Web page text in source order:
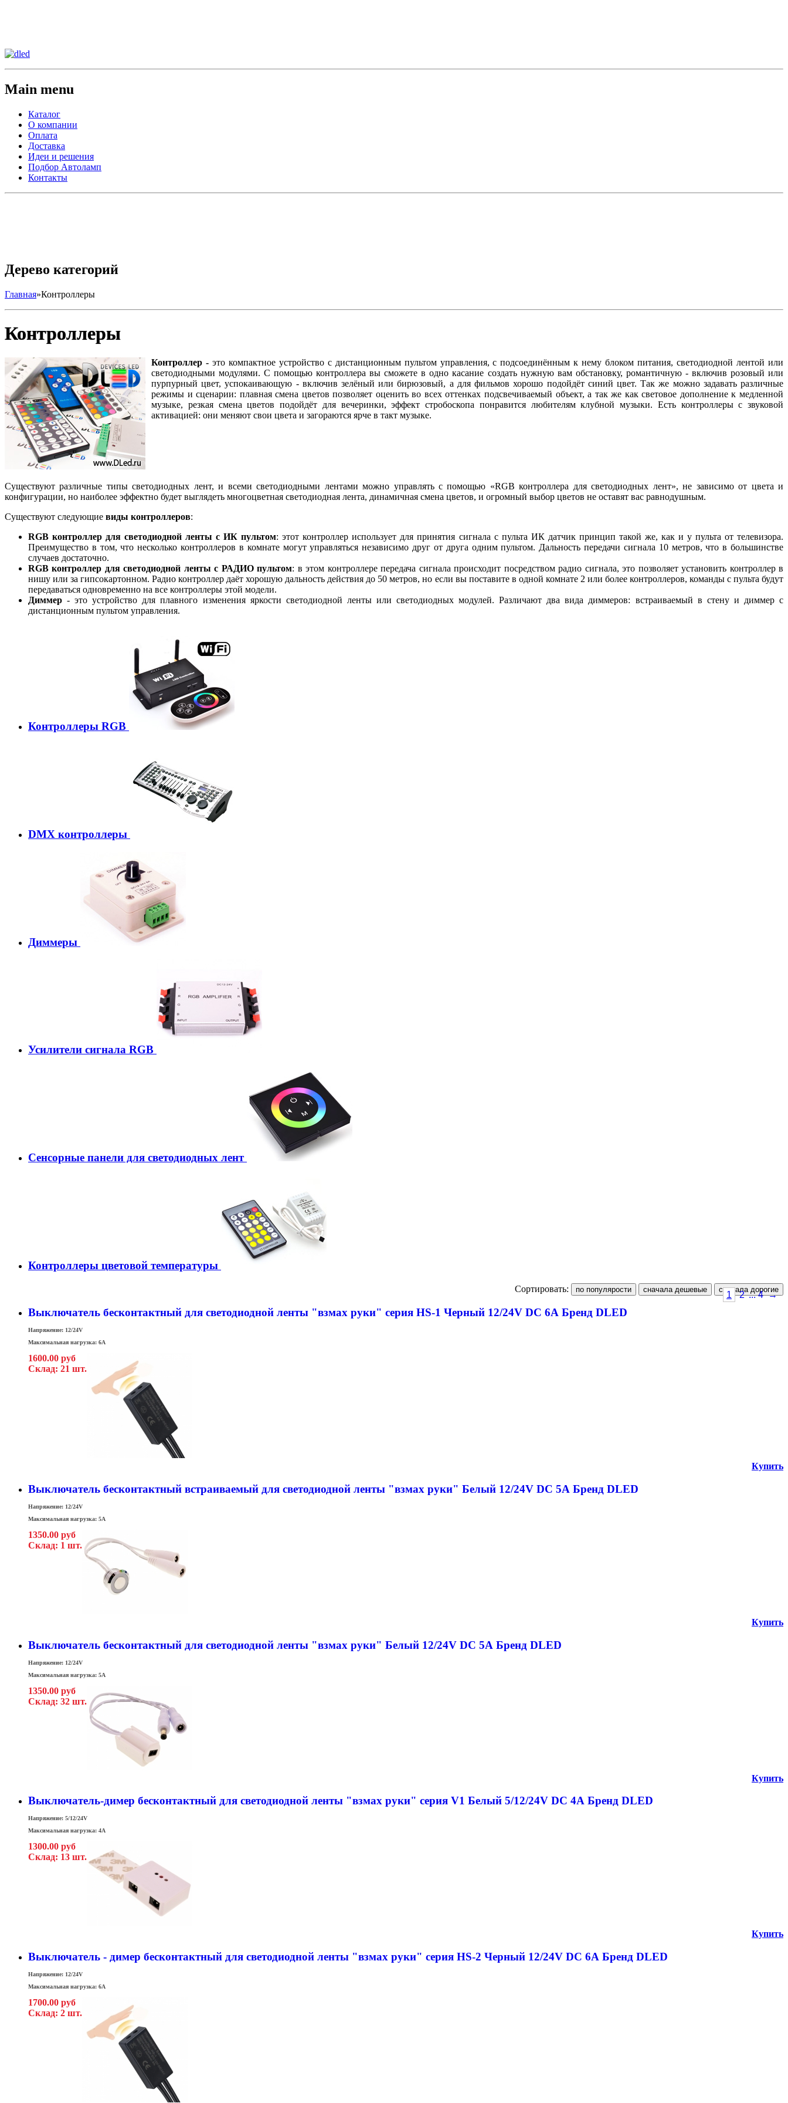
Main menu
Каталог
О компании
Оплата
Доставка
Идеи и решения
Подбор Автоламп
Контакты
Дерево категорий
Главная»Контроллеры
Контроллеры
Контроллер -это компактное устройство с дистанционным пультом управления, с подсоединённым к нему блоком питания, светодиодной лентой или
светодиодными модулями. С помощью контроллера вы сможете в одно касание создать нужную вам обстановку, романтичную - включив розовый или
пурпурный цвет, успокаивающую - включив зелёный или бирюзовый, а для фильмов хорошо подойдёт синий цвет. Так же можно задавать различные
режимы и сценарии: плавная смена цветов позволяет оценить во всех оттенках подсвечиваемый объект, а так же как световое дополнение к медленной
музыке, резкая смена цветов подойдёт для вечеринки, эффект стробоскопа понравится любителям клубной музыки. Есть контроллеры с звуковой
активацией: они меняют свои цвета и загораются ярче в такт музыке.
Существуют различные типы светодиодных лент, и всеми светодиодными лентами можно управлять с помощью «RGB контроллера для светодиодных лент», не зависимо от цвета и
конфигурации, но наиболее эффектно будет выглядеть многоцветная светодиодная лента, динамичная смена цветов, и огромный выбор цветов не оставят вас равнодушным.
Существуют следующие виды контроллеров:
RGB контроллер для светодиодной ленты с ИК пультом: этот контроллер использует для принятия сигнала с пульта ИК датчик принцип такой же, как и у пульта от телевизора.
Преимущество в том, что несколько контроллеров в комнате могут управляться независимо друг от друга одним пультом. Дальность передачи сигнала 10 метров, что в большинстве
случаев достаточно.
RGB контроллер для светодиодной ленты с РАДИО пультом: в этом контроллере передача сигнала происходит посредством радио сигнала, это позволяет установить контроллер в
нишу или за гипсокартонном. Радио контроллер даёт хорошую дальность действия до 50 метров, но если вы поставите в одной комнате 2 или более контроллеров, команды с пульта будут
передаваться одновременно на все контроллеры этой модели.
Диммер - это устройство для плавного изменения яркости светодиодной ленты или светодиодных модулей. Различают два вида диммеров: встраиваемый в стену и диммер с
дистанционным пультом управления.
Контроллеры RGB
DMX контроллеры
Диммеры
Усилители сигнала RGB
Сенсорные панели для светодиодных лент
Контроллеры цветовой температуры
Сортировать:
1 2 ... 4 →
Выключатель бесконтактный для светодиодной ленты "взмах руки" серия HS-1 Черный 12/24V DC 6А Бренд DLED
Напряжение: 12/24V
Максимальная нагрузка: 6A
1600.00 руб
Склад: 21 шт.
Купить
Выключатель бесконтактный встраиваемый для светодиодной ленты "взмах руки" Белый 12/24V DC 5А Бренд DLED
Напряжение: 12/24V
Максимальная нагрузка: 5A
1350.00 руб
Склад: 1 шт.
Купить
Выключатель бесконтактный для светодиодной ленты "взмах руки" Белый 12/24V DC 5А Бренд DLED
Напряжение: 12/24V
Максимальная нагрузка: 5A
1350.00 руб
Склад: 32 шт.
Купить
Выключатель-димер бесконтактный для светодиодной ленты "взмах руки" серия V1 Белый 5/12/24V DC 4А Бренд DLED
Напряжение: 5/12/24V
Максимальная нагрузка: 4A
1300.00 руб
Склад: 13 шт.
Купить
Выключатель - димер бесконтактный для светодиодной ленты "взмах руки" серия HS-2 Черный 12/24V DC 6А Бренд DLED
Напряжение: 12/24V
Максимальная нагрузка: 6A
1700.00 руб
Склад: 2 шт.